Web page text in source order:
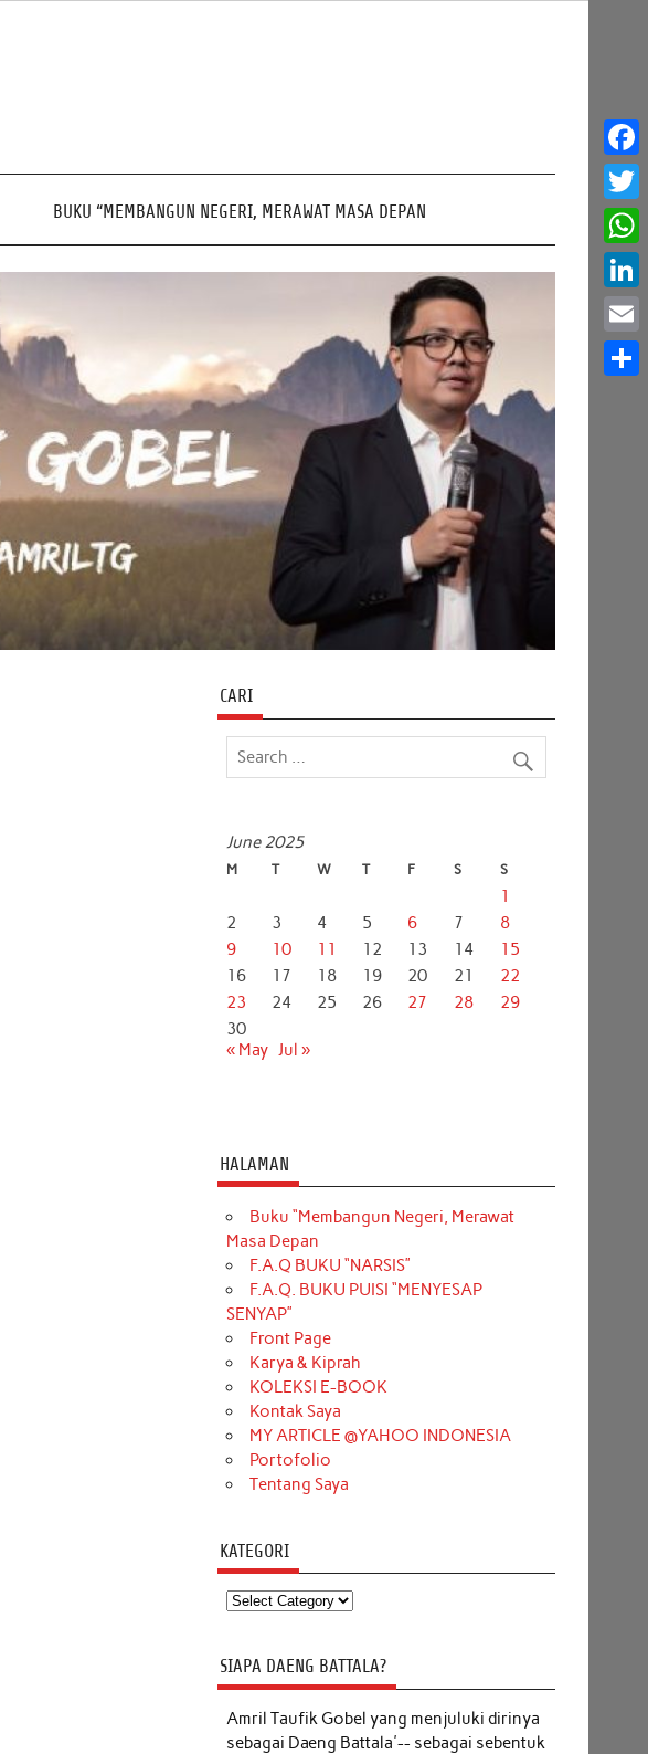
BUKU “MEMBANGUN NEGERI, MERAWAT MASA DEPAN
CARI
June 2025
M T W T F S S
1
2
3 4 5 6 7
8
9
10 11 12 13 14
15
16
17 18 19 20 21
22
23
24 25 26 27 28
29
30
« May Jul »
HALAMAN
Buku “Membangun Negeri, Merawat
Masa Depan
F.A.Q BUKU “NARSIS”
F.A.Q. BUKU PUISI “MENYESAP
SENYAP”
Front Page
Karya & Kiprah
KOLEKSI E-BOOK
Kontak Saya
MY ARTICLE @YAHOO INDONESIA
Portofolio
Tentang Saya
KATEGORI
Kategori
SIAPA DAENG BATTALA?
Amril Taufik Gobel yang menjuluki dirinya
sebagai Daeng Battala'-- sebagai sebentuk
Email